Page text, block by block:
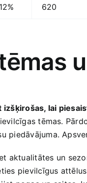
12% 620
izšķirošas, lai
tēmas.
‍piedāvājuma.
aktualitātes⁤ un
pievilcīgus